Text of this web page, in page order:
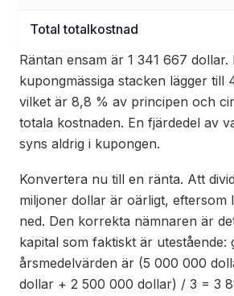
Total totalkostnad
Räntan ensam är 1 341 667 dollar.
kupongmässiga stacken lägger till
vilket är 8,8 % av principen och
totala kostnaden. En fjärdedel av
syns aldrig i kupongen.
Konvertera nu till en ränta. Att
miljoner dollar är oärligt, eftersom
ned. Den korrekta nämnaren är
kapital som faktiskt är utestående:
årsmedelvärden är (5 000 000
dollar + 2 500 000 dollar) / 3 = 3